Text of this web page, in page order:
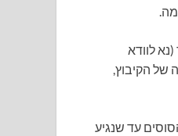
לוודא
של הקיבוץ,
עד שנגיע